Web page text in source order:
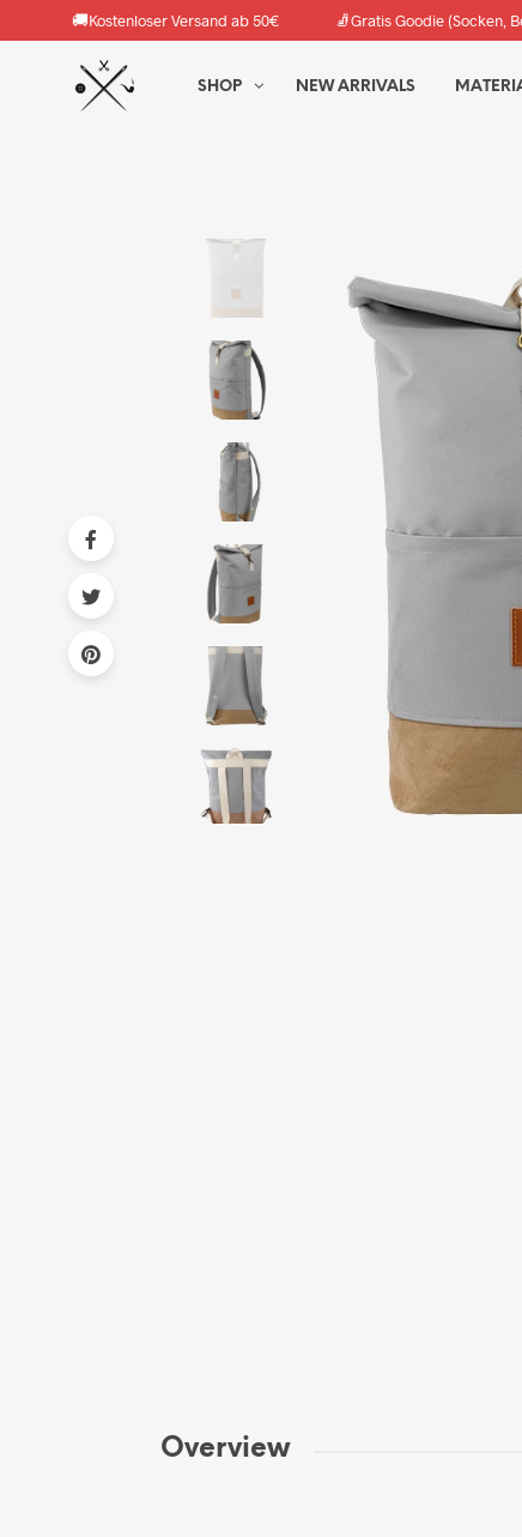
🚚Kostenloser Versand ab 50€ 🧦Gratis Goodie (Socken,
SHOP NEW ARRIVALS
Overview